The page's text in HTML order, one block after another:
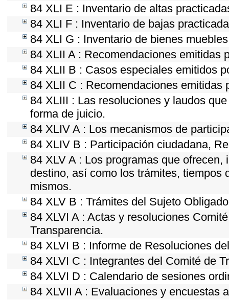
84 XLI E : Inventario de altas
84 XLI F : Inventario de bajas
84 XLI G : Inventario de bienes
84 XLII A : Recomendaciones emitidas
84 XLII B : Casos especiales emitidos
84 XLII C : Recomendaciones emitidas
84 XLIII : Las resoluciones y laudos
forma de juicio.
84 XLIV A : Los mecanismos de
84 XLIV B : Participación ciudadana,
84 XLV A : Los programas que
destino, así como los trámites, tiempos
mismos.
84 XLV B : Trámites del Sujeto
84 XLVI A : Actas y resoluciones
Transparencia.
84 XLVI B : Informe de Resoluciones
84 XLVI C : Integrantes del Comité de
84 XLVI D : Calendario de sesiones
84 XLVII A : Evaluaciones y encuestas